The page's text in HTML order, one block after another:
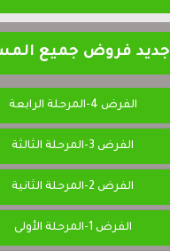
جديد فروض جميع
الفرض 4-المرحلة الرابعة
الفرض 3-المرحلة الثالثة
الفرض 2-المرحلة الثانية
الفرض 1-المرحلة الأولى